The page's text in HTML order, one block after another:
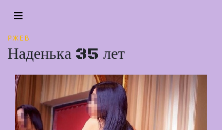
РЖЕВ
Наденька 35 лет